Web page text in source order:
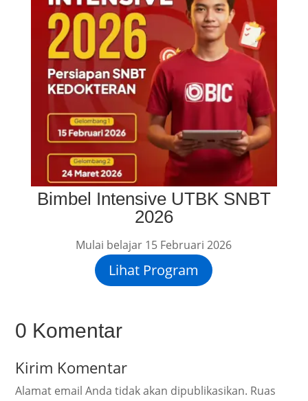
Bimbel Intensive UTBK SNBT
2026
Mulai belajar 15 Februari 2026
Lihat Program
0 Komentar
Kirim Komentar
Alamat email Anda tidak akan dipublikasikan. Ruas